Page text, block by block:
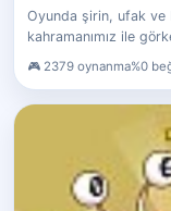
Oyunda şirin, ufak
kahramanımız ile
2379 oynanma%0